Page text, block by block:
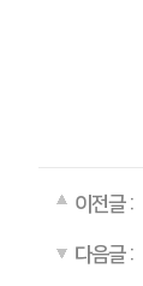
이전글 :
다음글 :